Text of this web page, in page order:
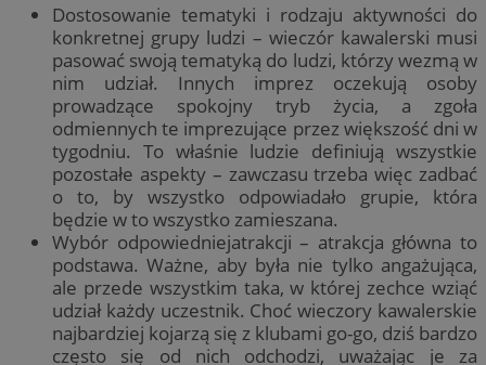
Dostosowanie tematyki i rodzaju aktywności do
konkretnej grupy ludzi – wieczór kawalerski musi
pasować swoją tematyką do ludzi, którzy wezmą w
nim udział. Innych imprez oczekują osoby
prowadzące spokojny tryb życia, a zgoła
odmiennych te imprezujące przez większość dni w
tygodniu. To właśnie ludzie definiują wszystkie
pozostałe aspekty – zawczasu trzeba więc zadbać
o to, by wszystko odpowiadało grupie, która
będzie w to wszystko zamieszana.
Wybór odpowiedniejatrakcji – atrakcja główna to
podstawa. Ważne, aby była nie tylko angażująca,
ale przede wszystkim taka, w której zechce wziąć
udział każdy uczestnik. Choć wieczory kawalerskie
najbardziej kojarzą się z klubami go-go, dziś bardzo
często się od nich odchodzi, uważając je za